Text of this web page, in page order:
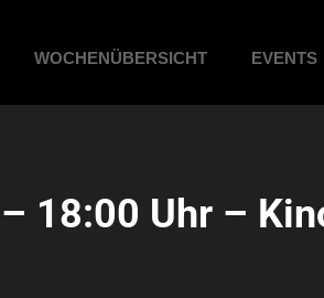
WOCHENÜBERSICHT EVENTS
18:00 Uhr –